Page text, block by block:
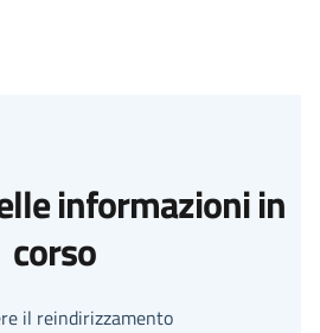
informazioni in
corso
il reindirizzamento